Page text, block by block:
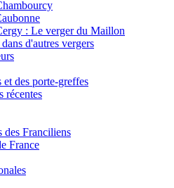
: Le verger du Maillon
d'autres vergers
et des porte-greffes
récentes
des Franciliens
France